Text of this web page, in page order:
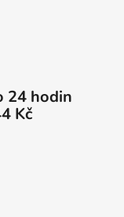
24 hodin
Kč